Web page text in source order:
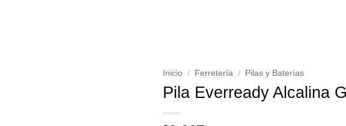
Inicio / Ferretería / Pilas y Baterías
Pila Everready Alcalina